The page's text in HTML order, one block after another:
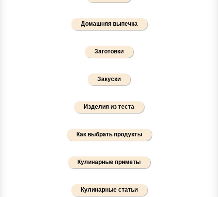
Домашняя выпечка
Заготовки
Закуски
Изделия из теста
Как выбрать продукты
Кулинарные приметы
Кулинарные статьи